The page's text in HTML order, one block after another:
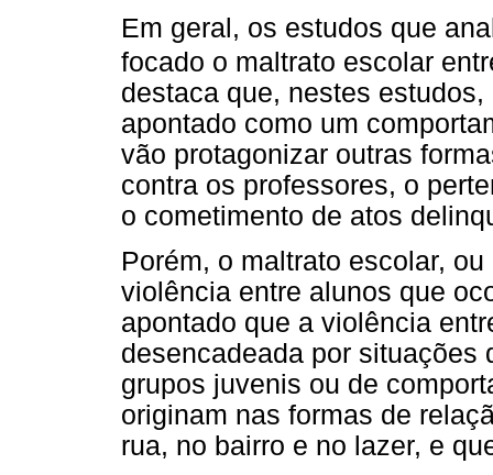
Em geral, os estudos que
focado o maltrato escolar
destaca que, nestes
apontado como um
vão protagonizar outras
contra os professores, o
o cometimento de atos
Porém, o maltrato escolar,
violência entre alunos que
apontado que a violência
desencadeada por situações
grupos juvenis ou de
originam nas formas de
rua, no bairro e no lazer, e